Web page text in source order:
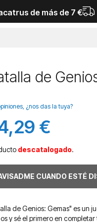
de más de 7 €
de
¿nos das la tuya?
€
descatalogado.
CUANDO ESTÉ
de Genios: Gemas" es un
y sé el primero en